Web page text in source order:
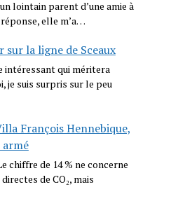
lointain parent d’une amie à
elle m’a…
sur la ligne de Sceaux
intéressant qui méritera
je suis surpris sur le peu
François Hennebique,
armé
chiffre de 14 % ne concerne
de CO₂, mais